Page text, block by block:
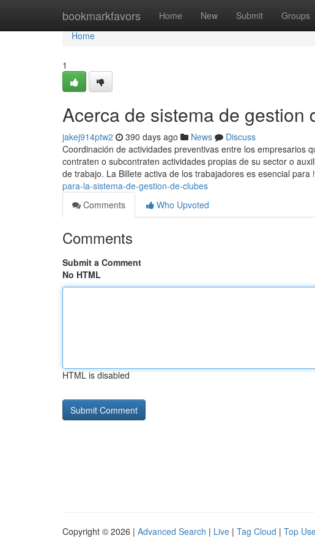
bookmarkfavors Home New Submit Groups
Home
Home
1
Acerca de sistema de gestion
jakej914ptw2 390 days ago News
Discuss
Coordinación de actividades preventivas entre los empresarios
contraten o subcontraten actividades propias de su sector o
de trabajo. La Billete activa de los trabajadores es esencial para
para-la-sistema-de-gestion-de-clubes
Comments
Who Upvoted
Comments
Submit a Comment
No HTML
HTML is disabled
Copyright © 2026 | Advanced Search | Live | Tag Cloud | Top